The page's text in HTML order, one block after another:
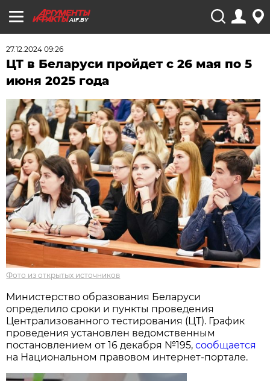
AIF.BY
27.12.2024 09:26
ЦТ в Беларуси пройдет с 26 мая по 5
июня 2025 года
Фото из открытых источников
Министерство образования Беларуси
определило сроки и пункты проведения
Централизованного тестирования (ЦТ). График
проведения установлен ведомственным
постановлением от 16 декабря №195,сообщается
на Национальном правовом интернет-портале.